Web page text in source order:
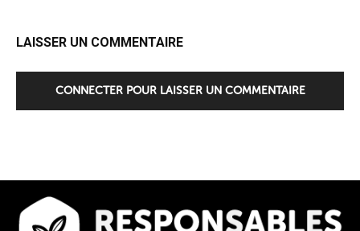
LAISSER UN COMMENTAIRE
CONNECTER POUR LAISSER UN COMMENTAIRE